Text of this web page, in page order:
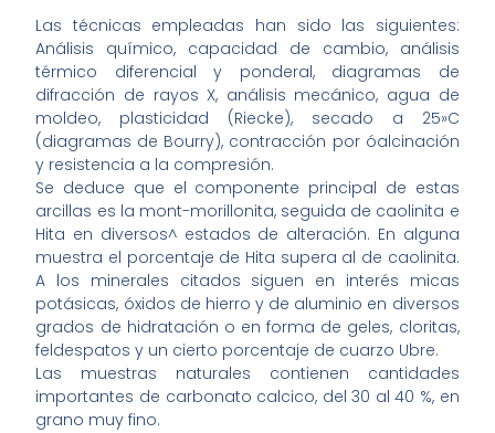
Las técnicas empleadas han sido las siguientes:
Análisis químico, capacidad de cambio, análisis
térmico diferencial y ponderal, diagramas de
difracción de rayos X, análisis mecánico, agua de
moldeo, plasticidad (Riecke), secado a 25»C
(diagramas de Bourry), contracción por óalcinación
y resistencia a la compresión.
Se deduce que el componente principal de estas
arcillas es la mont-morillonita, seguida de caolinita e
Hita en diversos^ estados de alteración. En alguna
muestra el porcentaje de Hita supera al de caolinita.
A los minerales citados siguen en interés micas
potásicas, óxidos de hierro y de aluminio en diversos
grados de hidratación o en forma de geles, cloritas,
feldespatos y un cierto porcentaje de cuarzo Ubre.
Las muestras naturales contienen cantidades
importantes de carbonato calcico, del 30 al 40 %, en
grano muy fino.